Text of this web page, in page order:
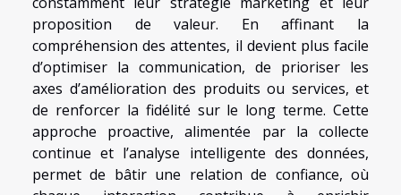
proposition de valeur. En affinant la
compréhension des attentes, il devient plus facile
d’optimiser la communication, de prioriser les
axes d’amélioration des produits ou services, et
de renforcer la fidélité sur le long terme. Cette
approche proactive, alimentée par la collecte
continue et l’analyse intelligente des données,
permet de bâtir une relation de confiance, où